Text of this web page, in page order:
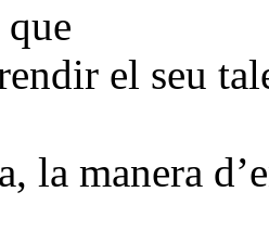
el seu
la manera